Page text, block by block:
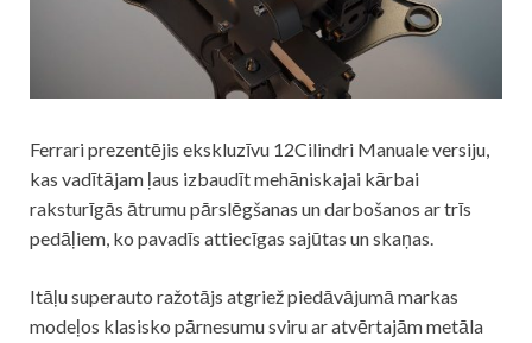
Ferrari prezentējis ekskluzīvu 12Cilindri Manuale versiju,
kas vadītājam ļaus izbaudīt mehāniskajai kārbai
raksturīgās ātrumu pārslēgšanas un darbošanos ar trīs
pedāļiem, ko pavadīs attiecīgas sajūtas un skaņas.
Itāļu superauto ražotājs atgriež piedāvājumā markas
modeļos klasisko pārnesumu sviru ar atvērtajām metāla